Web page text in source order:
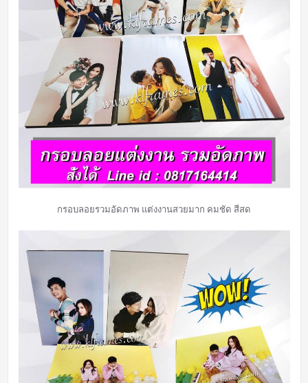
กรอบลอยรวมอัดภาพ แต่งงานสวยมาก คมชัด สีสด